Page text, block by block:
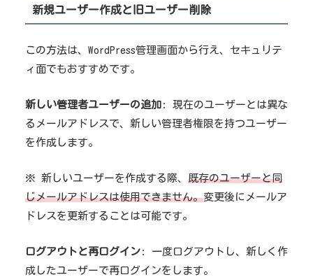
新規ユーザー作成と旧ユーザー削除
この方法は、WordPress管理画面から行え、セキュリテ
ィ面でもおすすめです。
新しい管理者ユーザーの追加 : 現在のユーザーとは異な
るメールアドレスで、新しい管理者権限を持つユーザー
を作成します。
※ 新しいユーザーを作成する際、 既存のユーザーと同
じメールアドレスは使用できません。変更後にメールア
ドレスを更新することは可能です。
ログアウトと再ログイン : 一度ログアウトし、新しく作
成したユーザーで再ログインをします。